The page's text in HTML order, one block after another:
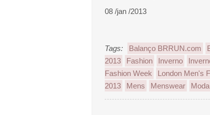
08 /jan /2013
Tags: Balanço BRRUN.com
2013
Fashion Inverno
Fashion Week
London Men's
2013
Mens Menswear Moda